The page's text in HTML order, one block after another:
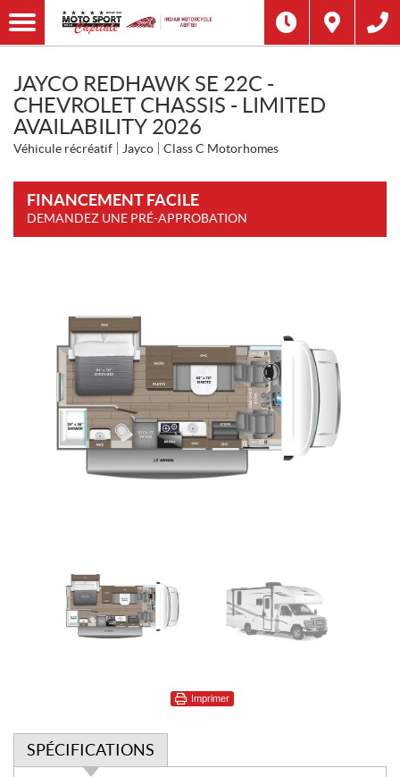
JAYCO REDHAWK SE 22C -
CHEVROLET CHASSIS - LIMITED
AVAILABILITY 2026
Véhicule récréatif Jayco Class C Motorhomes
FINANCEMENT FACILE
DEMANDEZ UNE PRÉ-APPROBATION
Imprimer
SPÉCIFICATIONS